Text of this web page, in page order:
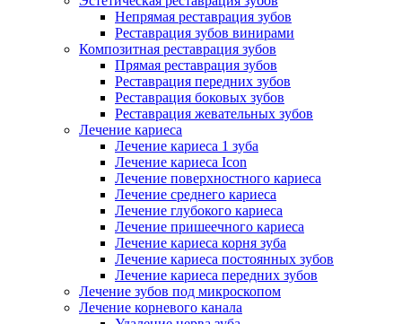
Непрямая реставрация зубов
Реставрация зубов винирами
Композитная реставрация зубов
Прямая реставрация зубов
Реставрация передних зубов
Реставрация боковых зубов
Реставрация жевательных зубов
Лечение кариеса
Лечение кариеса 1 зуба
Лечение кариеса Icon
Лечение поверхностного кариеса
Лечение среднего кариеса
Лечение глубокого кариеса
Лечение пришеечного кариеса
Лечение кариеса корня зуба
Лечение кариеса постоянных зубов
Лечение кариеса передних зубов
Лечение зубов под микроскопом
Лечение корневого канала